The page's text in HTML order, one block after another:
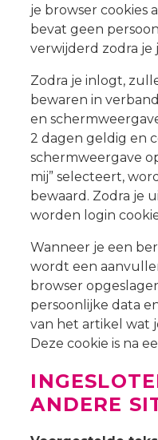
je browser cookies
bevat geen
verwijderd zodra je
Zodra je inlogt,
bewaren in
en
2 dagen geldig en
schermweergave
mij” selecteert,
bewaard. Zodra je
worden login
Wanneer je een
wordt een
browser
persoonlijke data
van het artikel wat
Deze cookie is na
ANDERE